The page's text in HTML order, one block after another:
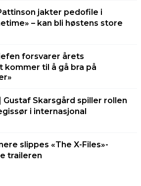
jakter pedofile i
– kan bli høstens store
forsvarer årets
kommer til å gå bra på
Gustaf Skarsgård spiller rollen
i internasjonal
slippes «The X-Files»-
traileren